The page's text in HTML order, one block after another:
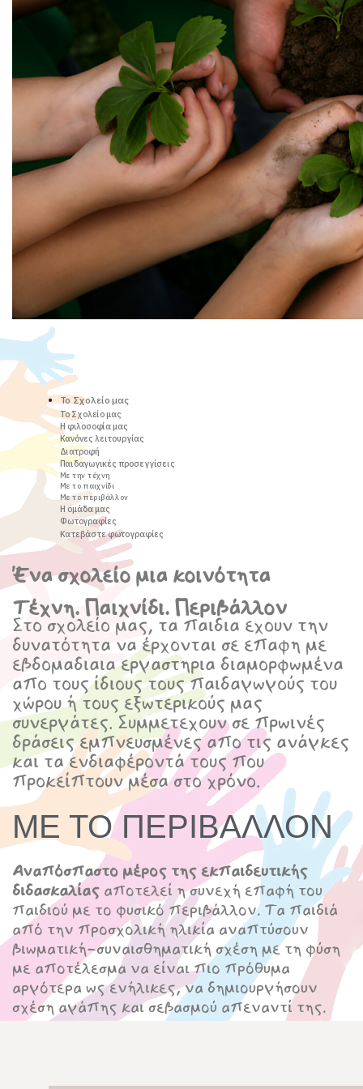
Το Σχολείο μας
Το Σχολείο μας
Η φιλοσοφία μας
Κανόνες λειτουργίας
Διατροφή
Παιδαγωγικές προσεγγίσεις
Με την τέχνη
Με το παιχνίδι
Με το περιβάλλον
Η ομάδα μας
Φωτογραφίες
Κατεβάστε φωτογραφίες
Ένα σχολείο μια κοινότητα
Τέχνη. Παιχνίδι. Περιβάλλον
Στο σχολείο μας, τα παιδια εχουν την
δυνατότητα να έρχονται σε επαφη με
εβδομαδιαια εργαστηρια διαμορφωμένα
απο τους ίδιους τους παιδαγωγούς του
χώρου ή τους εξωτερικούς μας
συνεργάτες. Συμμετεχουν σε πρωινές
δράσεις εμπνευσμένες απο τις ανάγκες
και τα ενδιαφέροντά τους που
προκείπτουν μέσα στο χρόνο.
ΜΕ ΤΟ ΠΕΡΙΒΑΛΛΟΝ
Αναπόσπαστο μέρος της εκπαιδευτικής
διδασκαλίας αποτελεί η συνεχή επαφή του
παιδιού με το φυσικό περιβάλλον. Τα παιδιά
από την προσχολική ηλικία αναπτύσουν
βιωματική-συναισθηματική σχέση με τη φύση
με αποτέλεσμα να είναι πιο πρόθυμα
αργότερα ως ενήλικες, να δημιουργήσουν
σχέση αγάπης και σεβασμού απεναντί της.